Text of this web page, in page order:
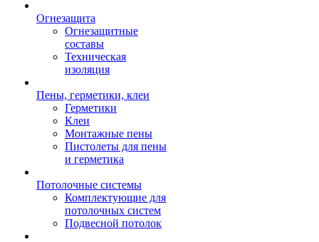
Огнезащита
Огнезащитные
составы
Техническая
изоляция
Пены, герметики, клеи
Герметики
Клеи
Монтажные пены
Пистолеты для пены
и герметика
Потолочные системы
Комплектующие для
потолочных систем
Подвесной потолок